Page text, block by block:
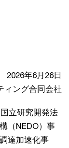
2026年6月26日
ィング合同会社
立研究開発法
（NEDO）事
達加速化事